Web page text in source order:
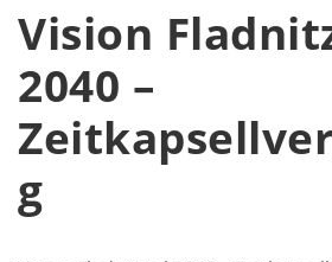
Vision
2040 –
g